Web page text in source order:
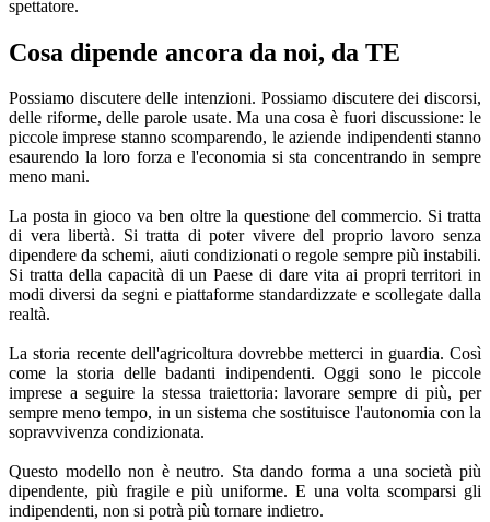
Cosa dipende ancora da noi, da TE
Possiamo discutere delle intenzioni. Possiamo discutere dei discorsi,
delle riforme, delle parole usate. Ma una cosa è fuori discussione: le
piccole imprese stanno scomparendo, le aziende indipendenti stanno
esaurendo la loro forza e l'economia si sta concentrando in sempre
meno mani.
La posta in gioco va ben oltre la questione del commercio. Si tratta
di vera libertà. Si tratta di poter vivere del proprio lavoro senza
dipendere da schemi, aiuti condizionati o regole sempre più instabili.
Si tratta della capacità di un Paese di dare vita ai propri territori in
modi diversi da segni e piattaforme standardizzate e scollegate dalla
realtà.
La storia recente dell'agricoltura dovrebbe metterci in guardia. Così
come la storia delle badanti indipendenti. Oggi sono le piccole
imprese a seguire la stessa traiettoria: lavorare sempre di più, per
sempre meno tempo, in un sistema che sostituisce l'autonomia con la
sopravvivenza condizionata.
Questo modello non è neutro. Sta dando forma a una società più
dipendente, più fragile e più uniforme. E una volta scomparsi gli
indipendenti, non si potrà più tornare indietro.